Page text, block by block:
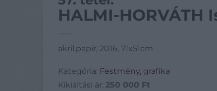
HALMI-HORVÁTH
akril,papír, 2016, 71x51cm
Kategória: Festmény, grafika
Kikiáltási ár: 250 000 Ft